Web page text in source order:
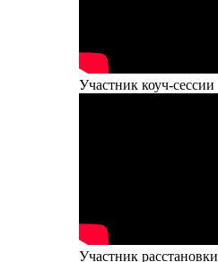
Участник коуч-сессии
Участник расстановки